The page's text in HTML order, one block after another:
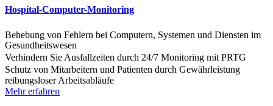
Hospital-Computer-Monitoring
Behebung von Fehlern bei Computern, Systemen und Diensten im
Gesundheitswesen
Verhindern Sie Ausfallzeiten durch 24/7 Monitoring mit PRTG
Schutz von Mitarbeitern und Patienten durch Gewährleistung
reibungsloser Arbeitsabläufe
Mehr erfahren